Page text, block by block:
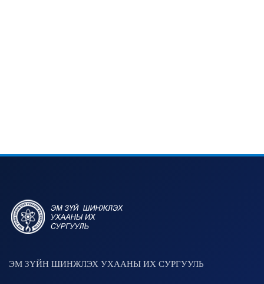
ЭМ ЗҮЙН ШИНЖЛЭХ УХААНЫ ИХ СУРГУУЛЬ